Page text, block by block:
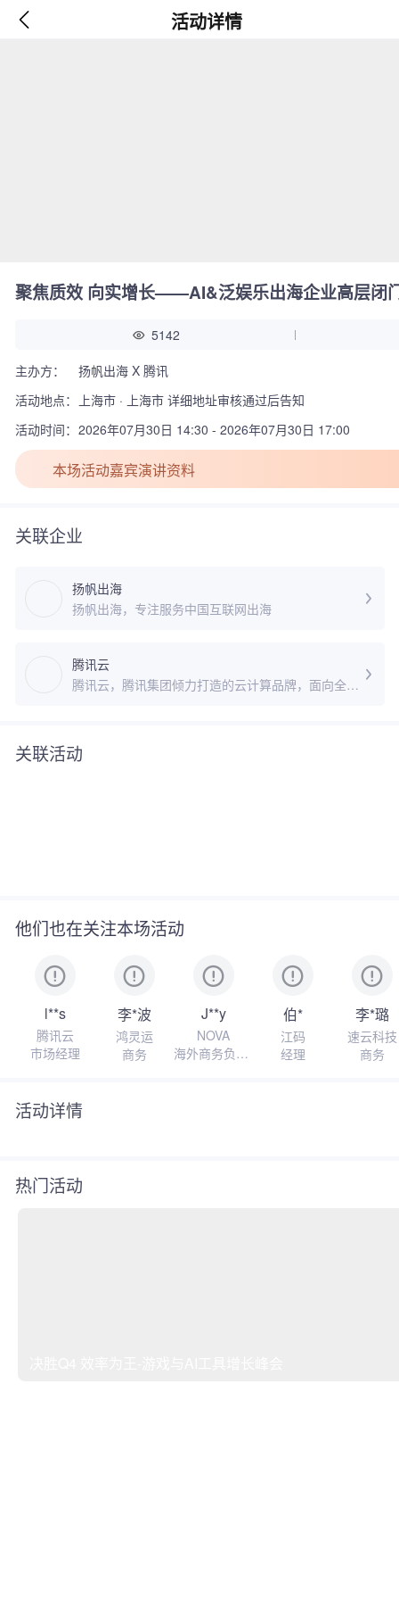
活动详情
聚焦质效 向实增长——AI&泛娱乐出海企业高层闭
5142
主办方：
扬帆出海 X 腾讯
活动地点：
上海市 · 上海市 详细地址审核通过后告知
活动时间： 2026年07月30日 14:30 - 2026年07月30日 17:00
本场活动嘉宾演讲资料
关联企业
扬帆出海
扬帆出海，专注服务中国互联网出海
腾讯云
腾讯云，腾讯集团倾力打造的云计算品牌，面向全世
决方案，构建开放共赢的云端生态，推动产业互联网
关联活动
他们也在关注本场活动
l**s
腾讯云
市场经理
李*波
鸿灵运
商务
J**y
NOVA
海外商务负责
伯*
江码
经理
李*璐
速云科技
商务
活动详情
热门活动